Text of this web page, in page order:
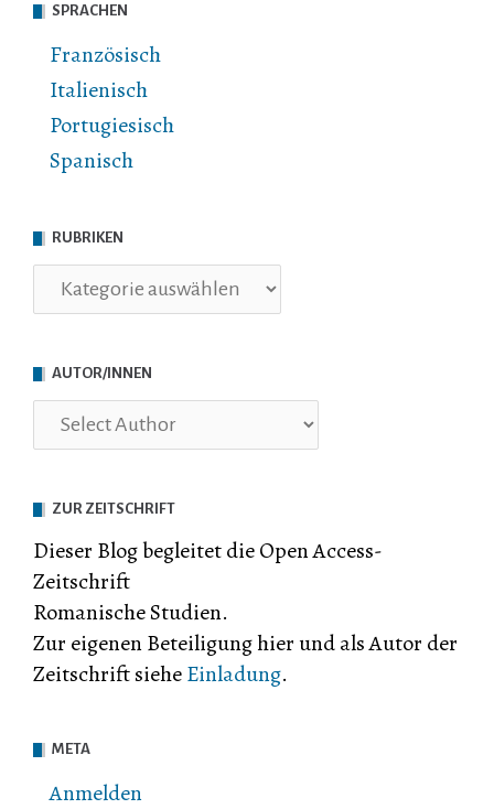
SPRACHEN
Französisch
Italienisch
Portugiesisch
Spanisch
RUBRIKEN
Rubriken
AUTOR/INNEN
ZUR ZEITSCHRIFT
Dieser Blog begleitet die Open Access-
Zeitschrift
Romanische Studien.
Zur eigenen Beteiligung hier und als Autor der
Zeitschrift sieheEinladung.
META
Anmelden